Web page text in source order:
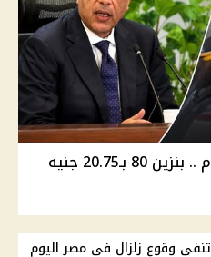
أسعار الوقود في مصر اليوم .. بنزين 80 بـ20.75 جنيه
تنفي وقوع زلزال في مصر اليوم